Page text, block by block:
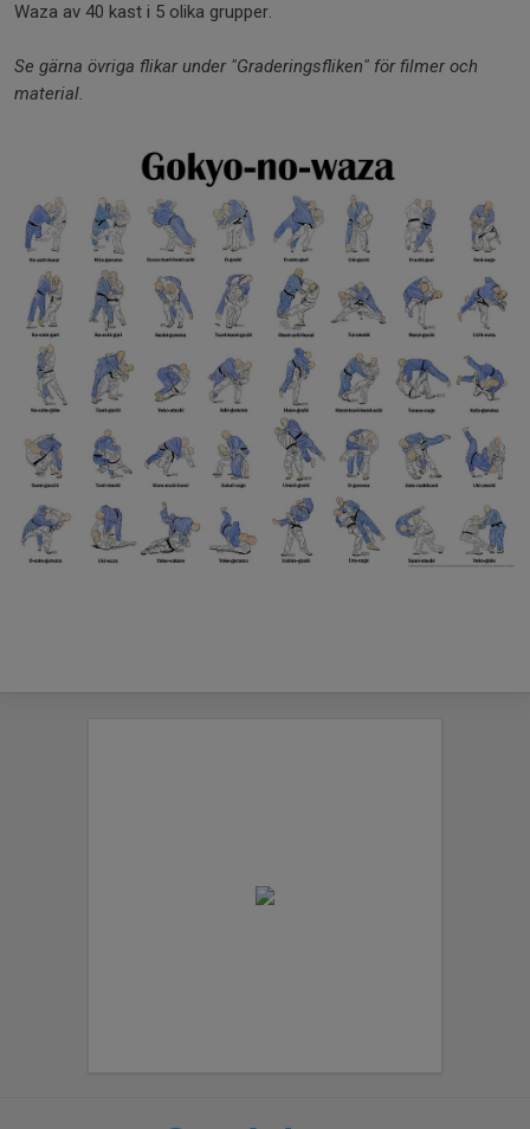
Waza av 40 kast i 5 olika grupper.
Se gärna övriga flikar under "Graderingsfliken" för filmer och
material.